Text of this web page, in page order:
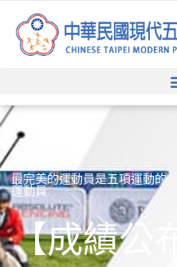
最完美的運動員是五項運動的
運動員
【成績公